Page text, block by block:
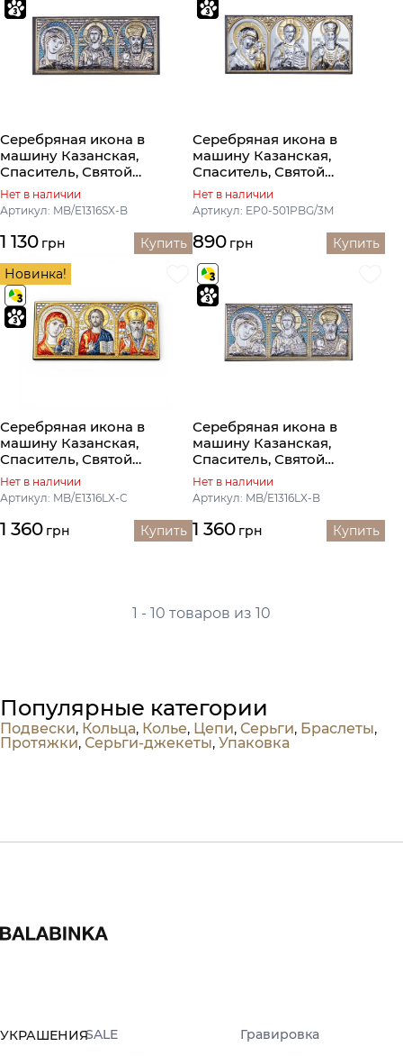
Серебряная икона в
машину Казанская,
Спаситель, Святой
Николай
Нет в наличии
Артикул: MB/E1316SX-B
1 130 грн Купить
Серебряная икона в
машину Казанская,
Спаситель, Святой
Николай
Нет в наличии
Артикул: EP0-501PBG/3M
890 грн
Купить
Новинка!
Серебряная икона в
машину Казанская,
Спаситель, Святой
Николай
Нет в наличии
Артикул: MB/E1316LX-C
1 360 грн Купить
Серебряная икона в
машину Казанская,
Спаситель, Святой
Николай
Нет в наличии
Артикул: MB/E1316LX-B
1 360 грн Купить
1 - 10 товаров из 10
Популярные категории
Подвески, Кольца, Колье, Цепи, Серьги, Браслеты,
Протяжки, Серьги-джекеты, Упаковка
УКРАШЕНИЯSALE
Гравировка